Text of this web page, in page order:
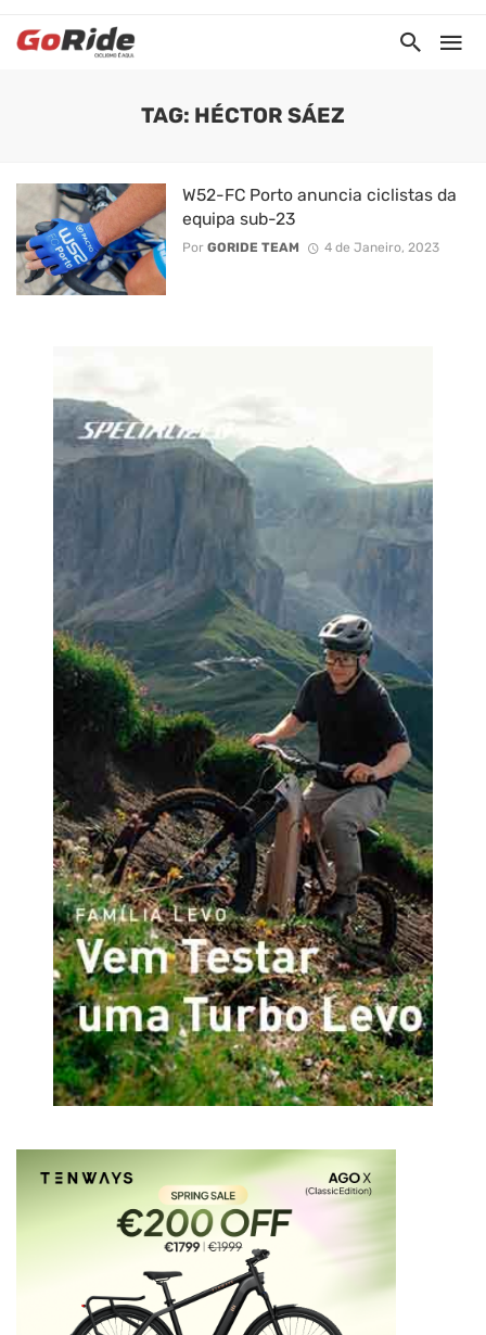
TAG: HÉCTOR SÁEZ
W52-FC Porto anuncia ciclistas da
equipa sub-23
Por GORIDE TEAM 4 de Janeiro, 2023